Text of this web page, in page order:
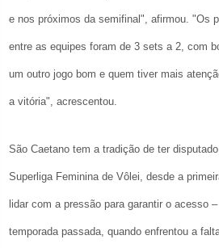
e nos próximos da semifinal", afirmou. "Os
entre as equipes foram de 3 sets a 2, com
um outro jogo bom e quem tiver mais
a vitória", acrescentou.
São Caetano tem a tradição de ter
Superliga Feminina de Vôlei, desde a
lidar com a pressão para garantir o acesso
temporada passada, quando enfrentou a